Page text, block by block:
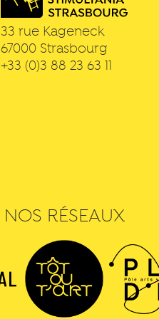
33 rue Kageneck
67000 Strasbourg
+33 (0)3 88 23 63 11
NOS RÉSEAUX